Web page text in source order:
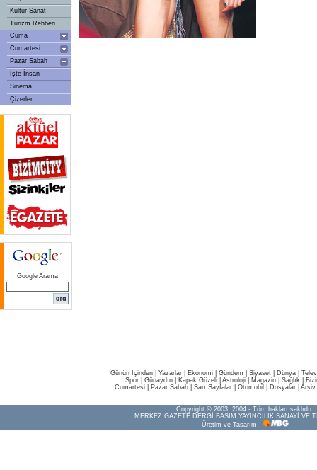
Kültür Sanat
Turizm Rehberi
Cuma
Cumartesi
Pazar Sabah
İşte İnsan
Sinema
Çizerler
Google Arama
Günün İçinden Yazarlar Ekonomi Gündem Siyaset Dünya |
Spor
Günaydın Kapak Güzeli Astroloji Magazin Sağlık
Cumartesi
Pazar Sabah Sarı Sayfalar Otomobil Dosyalar Arşiv
Copyright © 2003, 2004 - Tüm hakları saklıdır.
MERKEZ GAZETE DERGİ BASIM YAYINCILIK SANAYİ VE
Üretim ve Tasarım